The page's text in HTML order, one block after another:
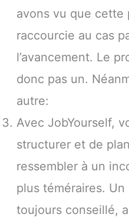
avons vu que cette
raccourcie au cas
l’avancement. Le
donc pas un.
autre:
Avec JobYourself,
structurer et de
ressembler à un
plus téméraires.
toujours conseillé,